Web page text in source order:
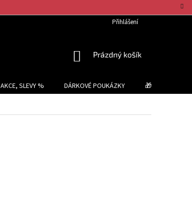
Přihlášení
NÁKUPNÍ
Prázdný košík
AKCE, SLEVY % DÁRKOVÉ POUKÁZKY 🎁 TIPY NA